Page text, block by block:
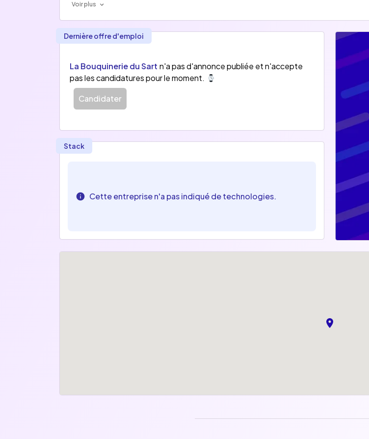
Voir plus
Dernière offre d'emploi
La Bouquinerie du Sart n'a pas d'annonce publiée et n'accepte
pas les candidatures pour le moment.
Candidater
Stack
Cette entreprise n'a pas indiqué de technologies.